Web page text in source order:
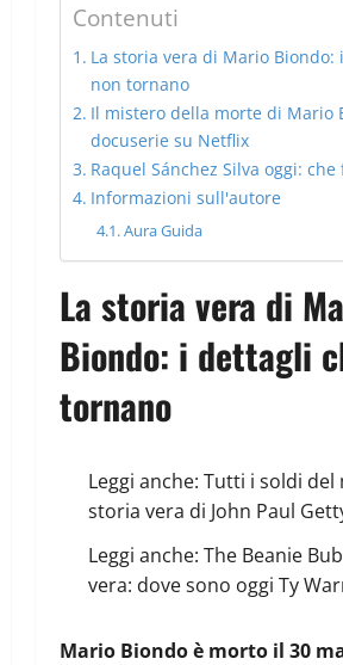
Contenuti
La storia vera di Mario Biondo:
non tornano
Il mistero della morte di Mario
docuserie su Netflix
Raquel Sánchez Silva oggi:
Informazioni sull'autore
Aura Guida
La storia vera di
Biondo: i dettagli
tornano
Leggi anche: Tutti i soldi del
storia vera di John Paul
Leggi anche: The Beanie
vera: dove sono oggi Ty
Mario Biondo è morto il 30